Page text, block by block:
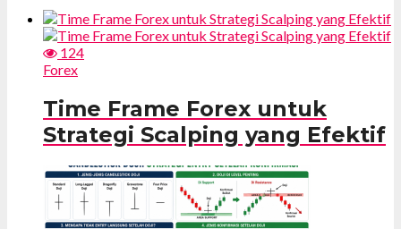
124
Forex
Time Frame Forex untuk
Strategi Scalping yang Efektif